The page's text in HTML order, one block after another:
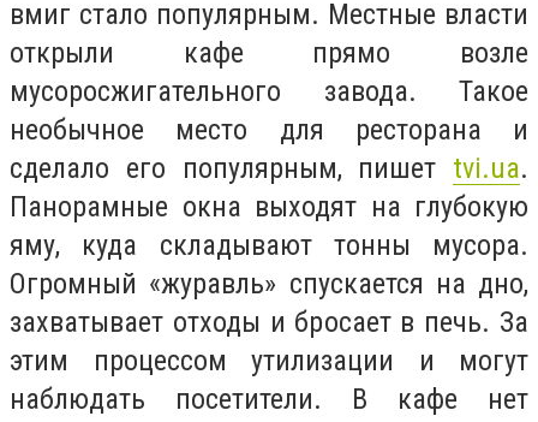
вмиг стало популярным. Местные власти
открыли кафе прямо возле
мусоросжигательного завода. Такое
необычное место для ресторана и
сделало его популярным, пишет tvi.ua.
Панорамные окна выходят на глубокую
яму, куда складывают тонны мусора.
Огромный «журавль» спускается на дно,
захватывает отходы и бросает в печь. За
этим процессом утилизации и могут
наблюдать посетители. В кафе нет